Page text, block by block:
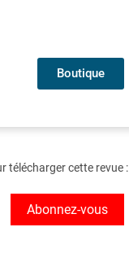
Boutique
télécharger cette revue :
Abonnez-vous